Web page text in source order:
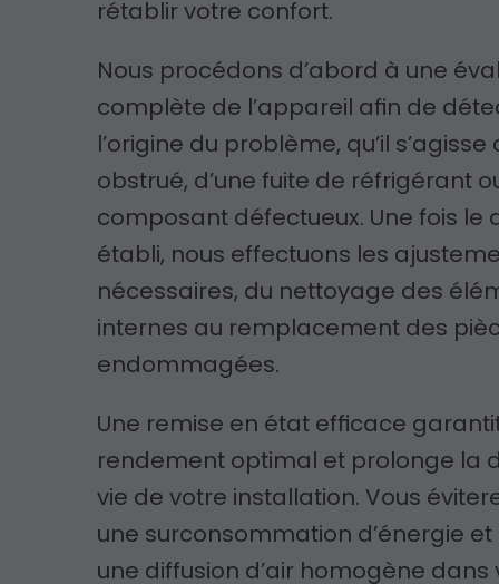
rétablir votre confort.
Nous procédons d’abord à une
complète de l’appareil afin de
l’origine du problème, qu’il s’agisse
obstrué, d’une fuite de réfrigérant
composant défectueux. Une fois le
établi, nous effectuons les
nécessaires, du nettoyage des
internes au remplacement des
endommagées.
Une remise en état efficace
rendement optimal et prolonge la
vie de votre installation. Vous
une surconsommation d’énergie et
une diffusion d’air homogène dans